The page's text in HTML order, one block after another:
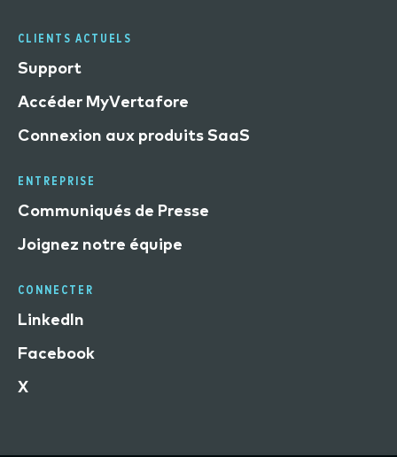
CLIENTS ACTUELS
Support
Accéder MyVertafore
Connexion aux produits SaaS
ENTREPRISE
Communiqués de Presse
Joignez notre équipe
CONNECTER
LinkedIn
Facebook
X